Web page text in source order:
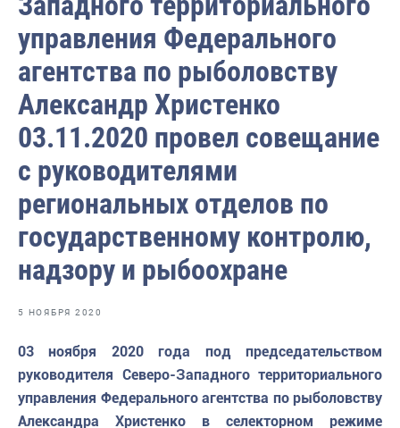
Отраслевые СМИ
Выставки и конференции
Научно-практическая литература
Рыбоохрана России
Отрасль в цифрах
Инфографика
Большая африканская экспедиция
Укрепление духовно-нравственных ценностей
События в России и мире
управления Федерального
агентства по рыболовству
Александр Христенко
03.11.2020 провел совещание
с руководителями
региональных отделов по
государственному контролю,
надзору и рыбоохране
5 НОЯБРЯ 2020
03 ноября 2020 года под председательством
руководителя Северо-Западного территориального
управления Федерального агентства по рыболовству
Александра Христенко в селекторном режиме